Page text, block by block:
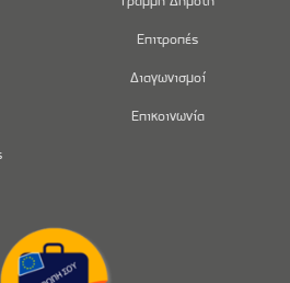
Επιτροπές
Διαγωνισμοί
Επικοινωνία